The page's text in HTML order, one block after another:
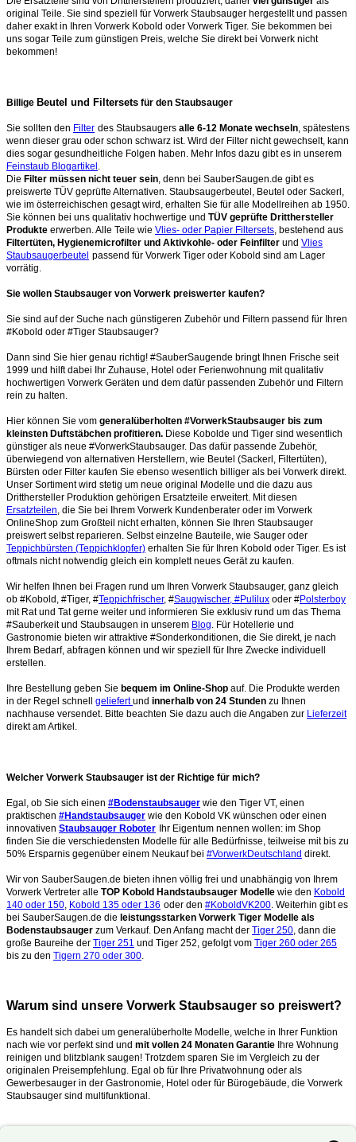
original Teile. Sie sind speziell für Vorwerk Staubsauger hergestellt und passen
daher exakt in Ihren Vorwerk Kobold oder Vorwerk Tiger. Sie bekommen bei
uns sogar Teile zum günstigen Preis, welche Sie direkt bei Vorwerk nicht
bekommen!
Billige Beutel und Filtersets für den Staubsauger
Sie sollten den Filter des Staubsaugers alle 6-12 Monate wechseln , spätestens
wenn dieser grau oder schon schwarz ist. Wird der Filter nicht gewechselt, kann
dies sogar gesundheitliche Folgen haben. Mehr Infos dazu gibt es in unserem
Feinstaub Blogartikel
Die Filter müssen nicht teuer sein , denn bei SauberSaugen.de gibt es
preiswerte TÜV geprüfte Alternativen. Staubsaugerbeutel, Beutel oder Sackerl,
wie im österreichischen gesagt wird, erhalten Sie für alle Modellreihen ab 1950.
Sie können bei uns qualitativ hochwertige und TÜV geprüfte Dritthersteller
Produkte erwerben. Alle Teile wie Vlies- oder Papier Filtersets , bestehend aus
Filtertüten, Hygienemicrofilter und Aktivkohle- oder Feinfilter und Vlies
Staubsaugerbeutel passend für Vorwerk Tiger oder Kobold sind am Lager
vorrätig.
Sie wollen Staubsauger von Vorwerk preiswerter kaufen?
Sie sind auf der Suche nach günstigeren Zubehör und Filtern passend für Ihren
#Kobold oder #Tiger Staubsauger?
Dann sind Sie hier genau richtig! #SauberSaugende bringt Ihnen Frische seit
1999 und hilft dabei Ihr Zuhause, Hotel oder Ferienwohnung mit qualitativ
hochwertigen Vorwerk Geräten und dem dafür passenden Zubehör und Filtern
rein zu halten.
Hier können Sie vom generalüberholten #VorwerkStaubsauger bis zum
kleinsten Duftstäbchen profitieren. Diese Kobolde und Tiger sind wesentlich
günstiger als neue #VorwerkStaubsauger. Das dafür passende Zubehör,
überwiegend von alternativen Herstellern, wie Beutel (Sackerl, Filtertüten),
Bürsten oder Filter kaufen Sie ebenso wesentlich billiger als bei Vorwerk direkt.
Unser Sortiment wird stetig um neue original Modelle und die dazu aus
Dritthersteller Produktion gehörigen Ersatzteile erweitert. Mit diesen
Ersatzteilen , die Sie bei Ihrem Vorwerk Kundenberater oder im Vorwerk
OnlineShop zum Großteil nicht erhalten, können Sie Ihren Staubsauger
preiswert selbst reparieren. Selbst einzelne Bauteile, wie Sauger oder
Teppichbürsten (Teppichklopfer) erhalten Sie für Ihren Kobold oder Tiger. Es ist
oftmals nicht notwendig gleich ein komplett neues Gerät zu kaufen.
Wir helfen Ihnen bei Fragen rund um Ihren Vorwerk Staubsauger, ganz gleich
ob #Kobold, #Tiger, #Teppichfrischer, #Saugwischer, #Pulilux oder #Polsterboy
mit Rat und Tat gerne weiter und informieren Sie exklusiv rund um das Thema
#Sauberkeit und Staubsaugen in unserem Blog . Für Hotellerie und
Gastronomie bieten wir attraktive #Sonderkonditionen, die Sie direkt, je nach
Ihrem Bedarf, abfragen können und wir speziell für Ihre Zwecke individuell
erstellen.
Ihre Bestellung geben Sie bequem im Online-Shop auf. Die Produkte werden
in der Regel schnell geliefertund innerhalb von 24 Stunden zu Ihnen
nachhause versendet. Bitte beachten Sie dazu auch die Angaben zur Lieferzeit
direkt am Artikel.
Welcher Vorwerk Staubsauger ist der Richtige für mich?
Egal, ob Sie sich einen #Bodenstaubsauger wie den Tiger VT, einen
praktischen #Handstaubsauger wie den Kobold VK wünschen oder einen
innovativen Staubsauger Roboter Ihr Eigentum nennen wollen: im Shop
finden Sie die verschiedensten Modelle für alle Bedürfnisse, teilweise mit bis zu
50% Ersparnis gegenüber einem Neukauf bei #VorwerkDeutschland direkt.
Wir von SauberSaugen.de bieten ihnen völlig frei und unabhängig von Ihrem
Vorwerk Vertreter alle TOP Kobold Handstaubsauger Modelle wie den Kobold
140 oder 150 Kobold 135 oder 136 oder den #KoboldVK200 . Weiterhin gibt es
bei SauberSaugen.de die leistungsstarken Vorwerk Tiger Modelle als
Bodenstaubsauger zum Verkauf. Den Anfang macht der Tiger 250 , dann die
große Baureihe der Tiger 251 und Tiger 252, gefolgt vom Tiger 260 oder 265
bis zu den Tigern 270 oder 300
Warum sind unsere Vorwerk Staubsauger so preiswert?
Es handelt sich dabei um generalüberholte Modelle, welche in Ihrer Funktion
nach wie vor perfekt sind und mit vollen 24 Monaten Garantie Ihre Wohnung
reinigen und blitzblank saugen! Trotzdem sparen Sie im Vergleich zu der
originalen Preisempfehlung. Egal ob für Ihre Privatwohnung oder als
Gewerbesauger in der Gastronomie, Hotel oder für Bürogebäude, die Vorwerk
Staubsauger sind multifunktional.